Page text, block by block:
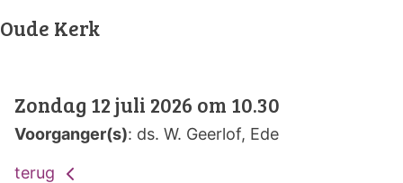
Oude Kerk
Zondag 12 juli 2026 om 10.30
Voorganger(s): ds. W. Geerlof, Ede
terug